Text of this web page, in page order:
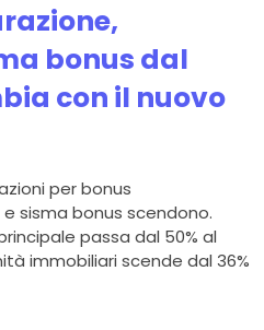
bonus dal
con il nuovo
per bonus
sisma bonus scendono.
passa dal 50% al
immobiliari scende dal 36%